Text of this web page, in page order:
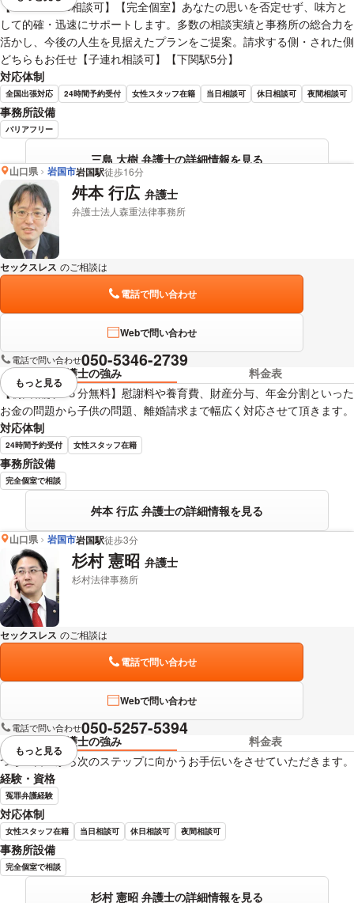
【LINE・WEB相談可】【完全個室】あなたの思いを否定せず、味方と
して的確・迅速にサポートします。多数の相談実績と事務所の総合力を
活かし、今後の人生を見据えたプランをご提案。請求する側・された側
どちらもお任せ【子連れ相談可】【下関駅5分】
対応体制
全国出張対応 24時間予約受付 女性スタッフ在籍 当日相談可 休日相談可 夜間相談可
事務所設備
バリアフリー
三島 大樹 弁護士の詳細情報を見る
山口県 岩国市岩国駅徒歩16分
舛本 行広 弁護士
弁護士法人森重法律事務所
セックスレス のご相談は
電話で問い合わせ
Webで問い合わせ
電話で問い合わせ050-5346-2739
弁護士の強み
料金表
【初回相談４５分無料】慰謝料や養育費、財産分与、年金分割といった
お金の問題から子供の問題、離婚請求まで幅広く対応させて頂きます。
対応体制
24時間予約受付 女性スタッフ在籍
事務所設備
完全個室で相談
舛本 行広 弁護士の詳細情報を見る
視覚的に省略されている要素を
もっと見る
山口県 岩国市岩国駅徒歩3分
杉村 憲昭 弁護士
杉村法律事務所
セックスレス のご相談は
電話で問い合わせ
Webで問い合わせ
電話で問い合わせ050-5257-5394
弁護士の強み
料金表
つらい日々から次のステップに向かうお手伝いをさせていただきます。
経験・資格
冤罪弁護経験
対応体制
女性スタッフ在籍 当日相談可 休日相談可 夜間相談可
事務所設備
完全個室で相談
杉村 憲昭 弁護士の詳細情報を見る
視覚的に省略されている要素を
もっと見る